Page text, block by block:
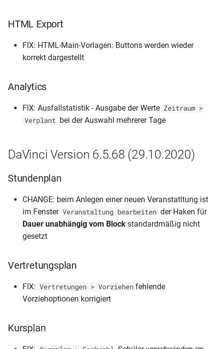
HTML Export
FIX: HTML-Main-Vorlagen: Buttons werden wieder
korrekt dargestellt
Analytics
FIX: Ausfallstatistik - Ausgabe der Werte Zeitraum >
Verplant bei der Auswahl mehrerer Tage
DaVinci Version 6.5.68 (29.10.2020)
Stundenplan
CHANGE: beim Anlegen einer neuen Veranstatltung ist
im Fenster Veranstaltung bearbeiten der Haken für
Dauer unabhängig vom Block standardmäßig nicht
gesetzt
Vertretungsplan
FIX: Vertretungen > Vorziehen fehlende
Vorziehoptionen korrigiert
Kursplan